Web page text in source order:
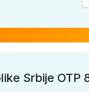
Srbije OTP